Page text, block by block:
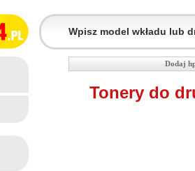
Dodaj
Tonery do